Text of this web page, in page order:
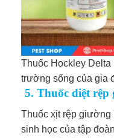
Thuốc Hockley Delta
trường sống của gia
5. Thuốc diệt rệp
Thuốc xịt rệp giường
sinh học của tập